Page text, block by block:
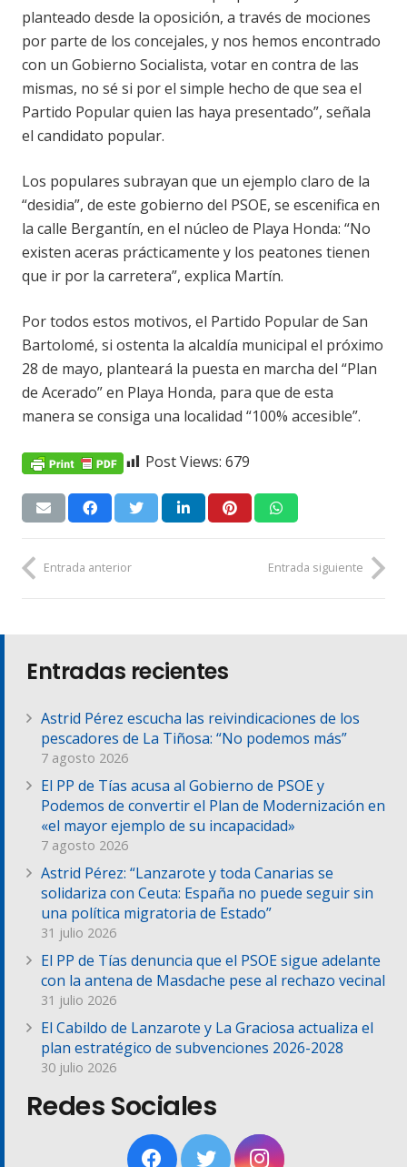
planteado desde la oposición, a través de mociones
por parte de los concejales, y nos hemos encontrado
con un Gobierno Socialista, votar en contra de las
mismas, no sé si por el simple hecho de que sea el
Partido Popular quien las haya presentado”, señala
el candidato popular.
Los populares subrayan que un ejemplo claro de la
“desidia”, de este gobierno del PSOE, se escenifica en
la calle Bergantín, en el núcleo de Playa Honda: “No
existen aceras prácticamente y los peatones tienen
que ir por la carretera”, explica Martín.
Por todos estos motivos, el Partido Popular de San
Bartolomé, si ostenta la alcaldía municipal el próximo
28 de mayo, planteará la puesta en marcha del “Plan
de Acerado” en Playa Honda, para que de esta
manera se consiga una localidad “100% accesible”.
Post Views: 679
Entrada anterior Entrada siguiente
Entradas recientes
Astrid Pérez escucha las reivindicaciones de los
pescadores de La Tiñosa: “No podemos más”
7 agosto 2026
El PP de Tías acusa al Gobierno de PSOE y
Podemos de convertir el Plan de Modernización en
«el mayor ejemplo de su incapacidad»
7 agosto 2026
Astrid Pérez: “Lanzarote y toda Canarias se
solidariza con Ceuta: España no puede seguir sin
una política migratoria de Estado”
31 julio 2026
El PP de Tías denuncia que el PSOE sigue adelante
con la antena de Masdache pese al rechazo vecinal
31 julio 2026
El Cabildo de Lanzarote y La Graciosa actualiza el
plan estratégico de subvenciones 2026-2028
30 julio 2026
Redes Sociales